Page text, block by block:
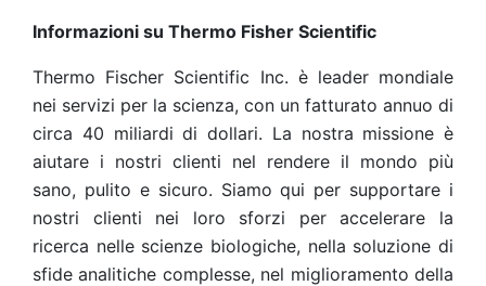
Informazioni su Thermo Fisher Scientific
Thermo Fischer Scientific Inc. è leader mondiale
nei servizi per la scienza, con un fatturato annuo di
circa 40 miliardi di dollari. La nostra missione è
aiutare i nostri clienti nel rendere il mondo più
sano, pulito e sicuro. Siamo qui per supportare i
nostri clienti nei loro sforzi per accelerare la
ricerca nelle scienze biologiche, nella soluzione di
sfide analitiche complesse, nel miglioramento della